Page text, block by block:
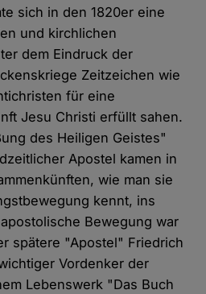
sich in den 1820er eine
und kirchlichen
dem Eindruck der
Zeitzeichen wie
für eine
Jesu Christi erfüllt sahen.
des Heiligen Geistes"
Apostel kamen in
wie man sie
kennt, ins
Bewegung war
spätere "Apostel" Friedrich
Vordenker der
Lebenswerk "Das Buch